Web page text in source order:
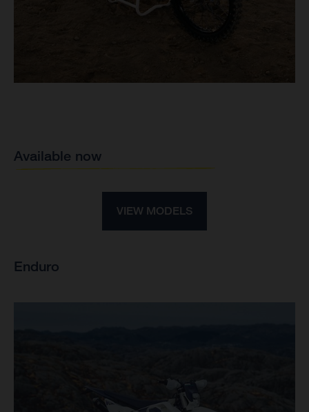
Available now
VIEW MODELS
Enduro